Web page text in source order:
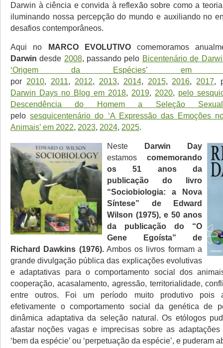
Darwin à ciência e convida à reflexão sobre como a
iluminando nossa percepção do mundo e auxiliando no
desafios contemporâneos.
Aqui no MARCO EVOLUTIVOcomemoramos
Darwin desde 2008, passando pelo Bicentenário de
‘Origem da Espécies’ em
por 2010, 2011, 2012, 2013, 2014, 2015, 2016, 2017,
Darwin Days no Blog em 2018, 2019, 2020, pelo
Descendência do Homem a Seleção
pelosesquicentenário do ‘A Expressão das Emoções
Animais’ em 2022, 2023, 2024, 2025.
Neste Darwin Day
estamos comemorando
os 51 anos da
publicação do livro
“Sociobiologia: a Nova
Síntese” de Edward
Wilson (1975), e 50 anos
da publicação do “O
Gene Egoísta” de
Richard Dawkins (1976).Ambos os livros formam a
grande divulgação pública das explicações evolutivas
e adaptativas para o comportamento social dos
cooperação, acasalamento, agressão, territorialidade,
entre outros. Foi um período muito produtivo pois
efetivamente o comportamento social da genética de
dinâmica adaptativa da seleção natural. Os etólogos
afastar noções vagas e imprecisas sobre as
‘bem da espécie’ ou ‘perpetuação da espécie’, e puderam